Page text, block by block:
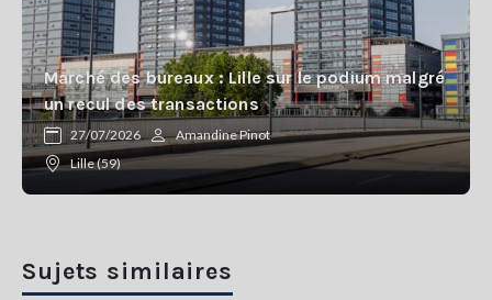
Marché des bureaux : Lille sur le podium malgré
un recul des transactions
27/07/2026
Amandine Pinot
Lille (59)
Sujets similaires